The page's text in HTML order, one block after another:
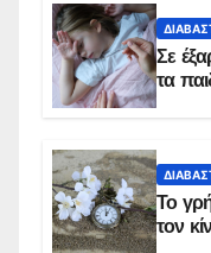
Σε
τα
Το
τον